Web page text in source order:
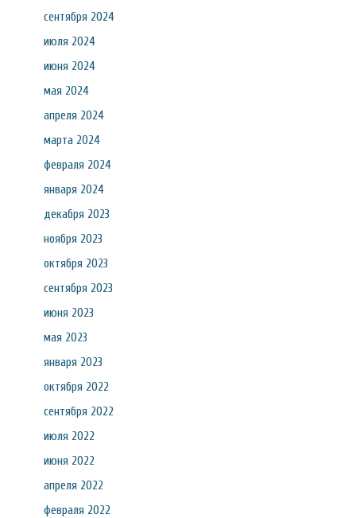
сентября 2024
июля 2024
июня 2024
мая 2024
апреля 2024
марта 2024
февраля 2024
января 2024
декабря 2023
ноября 2023
октября 2023
сентября 2023
июня 2023
мая 2023
января 2023
октября 2022
сентября 2022
июля 2022
июня 2022
апреля 2022
февраля 2022